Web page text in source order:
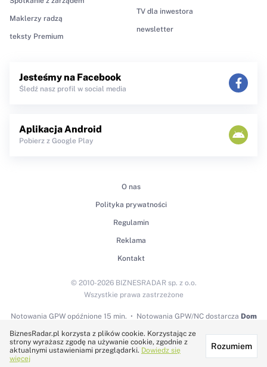
Maklerzy radzą
teksty Premium
TV dla inwestora
newsletter
Jesteśmy na Facebook
Śledź nasz profil w social media
Aplikacja Android
Pobierz z Google Play
O nas
Polityka prywatności
Regulamin
Reklama
Kontakt
Notowania GPWopóźnione 15 min. Notowania GPW/NC dostarcza Dom
© 2010-2026 BIZNESRADAR sp. z o.o.
Wszystkie prawa zastrzeżone
Technologię dostarcza:
BiznesRadar.pl korzysta z plików cookie. Korzystając ze
strony wyrażasz zgodę na używanie cookie, zgodnie z
aktualnymi ustawieniami przeglądarki. Dowiedz się
więcej
Rozumiem